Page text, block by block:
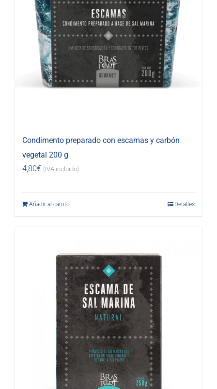
Condimento preparado con escamas y carbón
vegetal 200 g
4,80€ (IVA incluido)
Añadir al carrito Detalles